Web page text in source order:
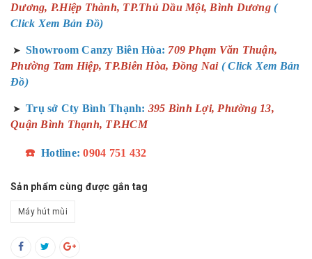
Dương, P.Hiệp Thành, TP.Thủ Dầu Một, Bình Dương (
Click Xem Bản Đồ)
➤ Showroom Canzy Biên Hòa: 709 Phạm Văn Thuận,
Phường Tam Hiệp, TP.Biên Hòa, Đồng Nai ( Click Xem Bản
Đồ)
➤ Trụ sở Cty Bình Thạnh: 395 Bình Lợi, Phường 13,
Quận Bình Thạnh, TP.HCM
☎️ Hotline: 0904 751 432
Sản phẩm cùng được gắn tag
Máy hút mùi